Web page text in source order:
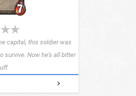
capital, this soldier was
survive. Now he's all bitter